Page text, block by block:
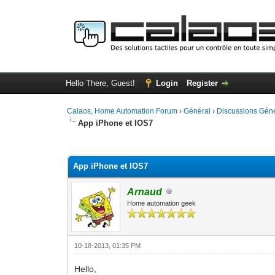
Hello There, Guest! Login Register
Calaos, Home Automation Forum ›Général › Discussions
App iPhone et IOS7
App iPhone et IOS7
Arnaud
Home automation geek
10-18-2013, 01:35 PM
Hello,